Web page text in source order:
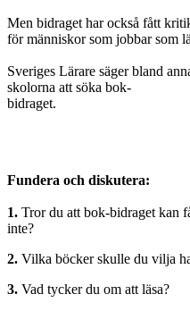
Men bidraget har också fått
för människor som jobbar som
Sveriges Lärare säger bland
skolorna att söka bok-
bidraget.
Fundera och diskutera:
1. Tror du att bok-bidraget kan
inte?
2. Vilka böcker skulle du vilja
3. Vad tycker du om att läsa?